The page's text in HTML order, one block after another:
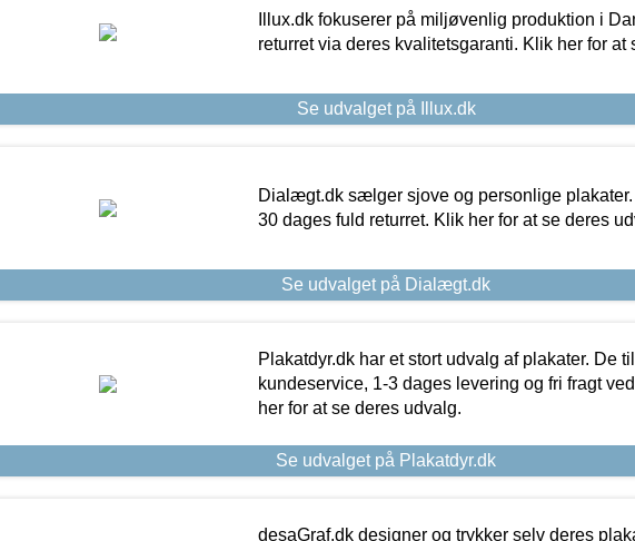
Illux.dk fokuserer på miljøvenlig produktion i
returret via deres kvalitetsgaranti. Klik her for at
Se udvalget på Illux.dk
Dialægt.dk sælger sjove og personlige
30 dages fuld returret. Klik her for at se deres
Se udvalget på Dialægt.dk
Plakatdyr.dk har et stort udvalg af plakater. De
kundeservice, 1-3 dages levering og fri fragt
her for at se deres udvalg.
Se udvalget på Plakatdyr.dk
desaGraf.dk designer og trykker selv deres